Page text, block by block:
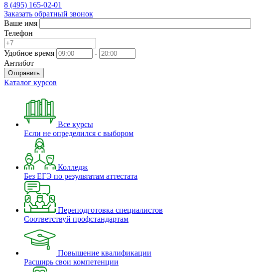
8 (495) 165-02-01
Заказать обратный звонок
Ваше имя
Телефон
Удобное время
-
Антибот
Отправить
Каталог курсов
Все курсы
Если не определился с выбором
Колледж
Без ЕГЭ по результатам аттестата
Переподготовка специалистов
Соответствуй профстандартам
Повышение квалификации
Расширь свои компетенции